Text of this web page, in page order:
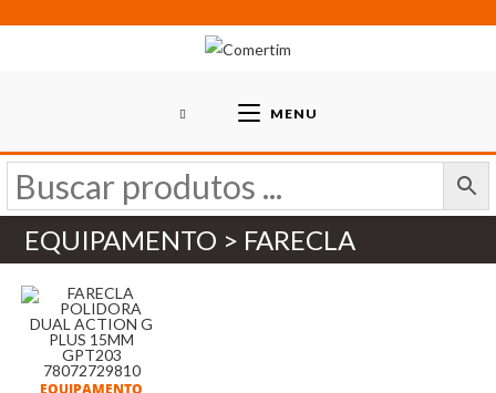
MENU
EQUIPAMENTO > FARECLA
EQUIPAMENTO